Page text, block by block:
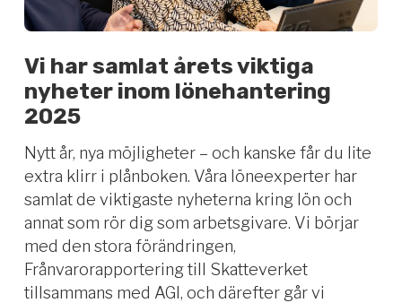
Vi har samlat årets viktiga
nyheter inom lönehantering
2025
Nytt år, nya möjligheter – och kanske får du lite
extra klirr i plånboken. Våra löneexperter har
samlat de viktigaste nyheterna kring lön och
annat som rör dig som arbetsgivare. Vi börjar
med den stora förändringen,
Frånvarorapportering till Skatteverket
tillsammans med AGI, och därefter går vi